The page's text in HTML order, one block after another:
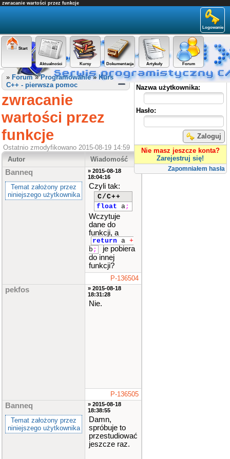
zwracanie wartości przez funkcje
Logowanie
Start
Aktualności Kursy Dokumentacja Artykuły Forum
Panel użytkownika
Nazwa użytkownika:
Hasło:
Zaloguj
Nie masz jeszcze konta?
Zarejestruj się!
Zapomniałem hasła
» Forum»Programowanie» Kurs
C++ - pierwsza pomoc
zwracanie
wartości przez
funkcje
Ostatnio zmodyfikowano 2015-08-19 14:59
Autor
Wiadomość
Banneq
Temat założony przez
niniejszego użytkownika
» 2015-08-18
18:04:16
Czyli tak:
C/C++
float a;
Wczytuje
dane do
funkcji, a
return a +
b ;
je pobiera
do innej
funkcji?
P-136504
pekfos
» 2015-08-18
18:31:28
Nie.
P-136505
Banneq
Temat założony przez
niniejszego użytkownika
» 2015-08-18
18:38:55
Damn,
spróbuje to
przestudiować
jeszcze raz.